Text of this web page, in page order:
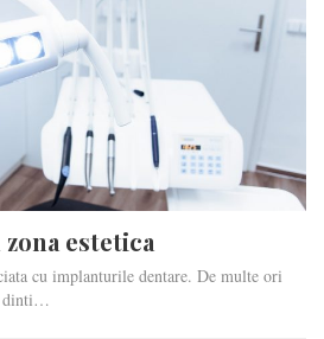
estetica
cu implanturile dentare. De multe ori
dinti…